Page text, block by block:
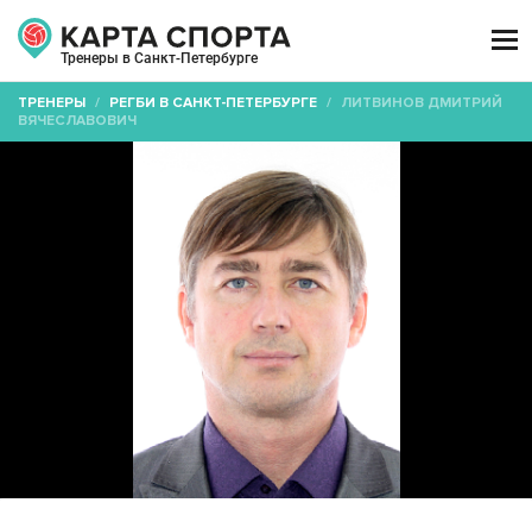
Тренеры в Санкт-Петербурге

ТРЕНЕРЫ / РЕГБИ В САНКТ-ПЕТЕРБУРГЕ / ЛИТВИНОВ ДМИТРИЙ
ВЯЧЕСЛАВОВИЧ